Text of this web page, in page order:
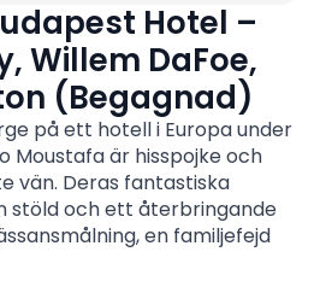
Hotel –
Willem DaFoe,
(Begagnad)
på ett hotell i Europa under
Moustafa är hisspojke och
vän. Deras fantastiska
stöld och ett återbringande
en familjefejd
samt en ljuv